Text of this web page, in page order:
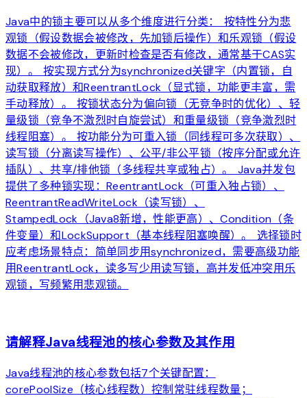
Java中的锁主要可以从多个维度进行分类： 按特性分为悲
观锁（假设数据会被修改，先加锁后操作）和乐观锁（假设
数据不会被修改，更新时检查是否有修改，通常基于CAS实
现）。 按实现方式分为synchronized关键字（内置锁，自
动获取释放）和ReentrantLock（显式锁，功能更丰富，需
手动释放）。 按锁状态分为偏向锁（无竞争时的优化）、轻
量级锁（竞争不激烈时自旋尝试）和重量级锁（竞争激烈时
线程阻塞）。 按功能分为可重入锁（同线程可多次获取）、
读写锁（分离读写操作）、公平/非公平锁（按序分配或允许
插队）、共享/排他锁（多线程共享或独占）。 Java并发包
提供了多种锁实现：ReentrantLock（可重入独占锁）、
ReentrantReadWriteLock（读写锁）、
StampedLock（Java8新增，性能更高）、Condition（条
件变量）和LockSupport（基本线程阻塞唤醒）。 选择锁时
应考虑场景特点：简单同步用synchronized，需要高级功能
用ReentrantLock，读多写少用读写锁，高并发低冲突用乐
观锁，写频繁用悲观锁。
请解释Java线程池的核心参数及其作用
Java线程池的核心参数包括7个关键配置：
corePoolSize（核心线程数）控制常驻线程数量；